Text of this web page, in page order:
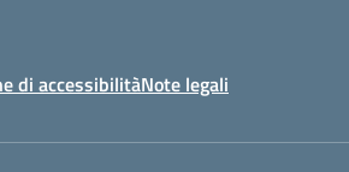
di accessibilitàNote legali